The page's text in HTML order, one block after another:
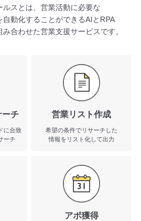
ルスとは、営業活動に必要な
自動化することができるAIとRPA
み合わせた営業支援サービスです。
ーチ
に合致
ーチ
営業リスト作成
希望の条件でリサーチした
情報をリスト化して出力
アポ獲得